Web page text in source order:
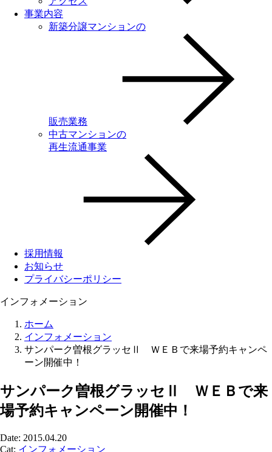
事業内容
新築分譲マンションの
販売業務
中古マンションの
再生流通事業
採用情報
お知らせ
プライバシーポリシー
インフォメーション
ホーム
インフォメーション
サンパーク曽根グラッセⅡ ＷＥＢで来場予約キャンペ
ーン開催中！
サンパーク曽根グラッセⅡ ＷＥＢで来
場予約キャンペーン開催中！
Date: 2015.04.20
Cat: インフォメーション